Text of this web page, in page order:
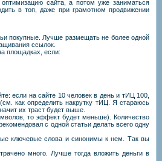
сайта, а потом уже заниматься
в топ, даже при грамотном продвижении
покупные. Лучше размещать не более одной
ссылок.
площадках, если:
если на сайте 10 человек в день и тИЦ 100,
как определить накрутку тИЦ. Я стараюсь
их траст будет выше.
то эффект будет меньше). Количество
с одной статьи делать всего одну
ключевые слова и синонимы к нем. Так вы
много. Лучше тогда вложить деньги в